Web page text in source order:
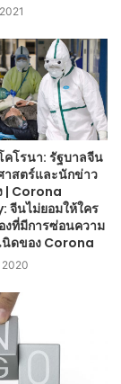
โรนา: รัฐบาลจีน
าสตร์และนักข่าว
| Corona
จีนไม่ยอมให้ใคร
งที่มีการซ่อนความ
นิดของ Corona